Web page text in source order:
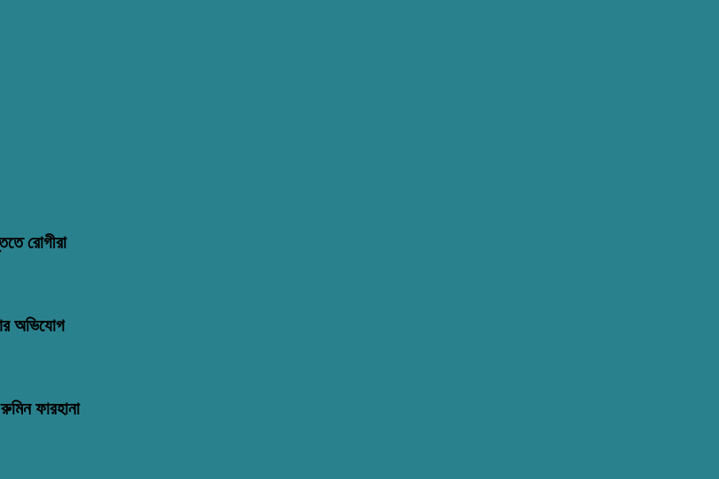
রোগীরা
অভিযোগ
ফারহানা